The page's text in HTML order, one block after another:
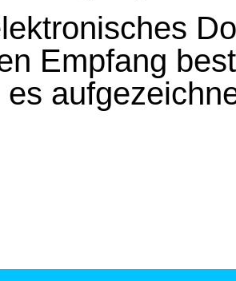
Empfang